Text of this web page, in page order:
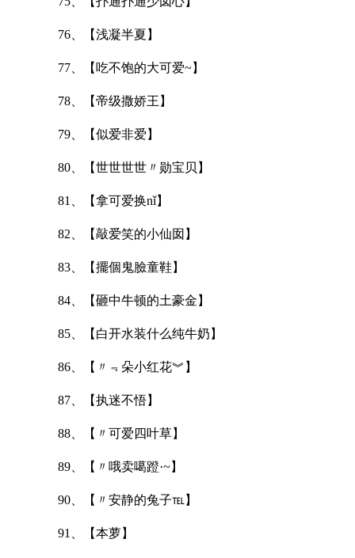
76、【浅凝半夏】
77、【吃不饱的大可爱~】
78、【帝级撒娇王】
79、【似爱非爱】
80、【世世世世〃勋宝贝】
81、【拿可爱换nǐ】
82、【敲爱笑的小仙囡】
83、【擺個鬼臉童鞋】
84、【砸中牛顿的土豪金】
85、【白开水装什么纯牛奶】
86、【〃﹃朵小红花︾】
87、【执迷不悟】
88、【〃可爱四叶草】
89、【〃哦卖噶蹬·~】
90、【〃安静的兔子℡】
91、【本萝】